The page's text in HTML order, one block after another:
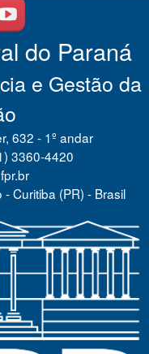
do Paraná
e Gestão da
632 - 1º andar
3360-4420
Curitiba (PR) - Brasil